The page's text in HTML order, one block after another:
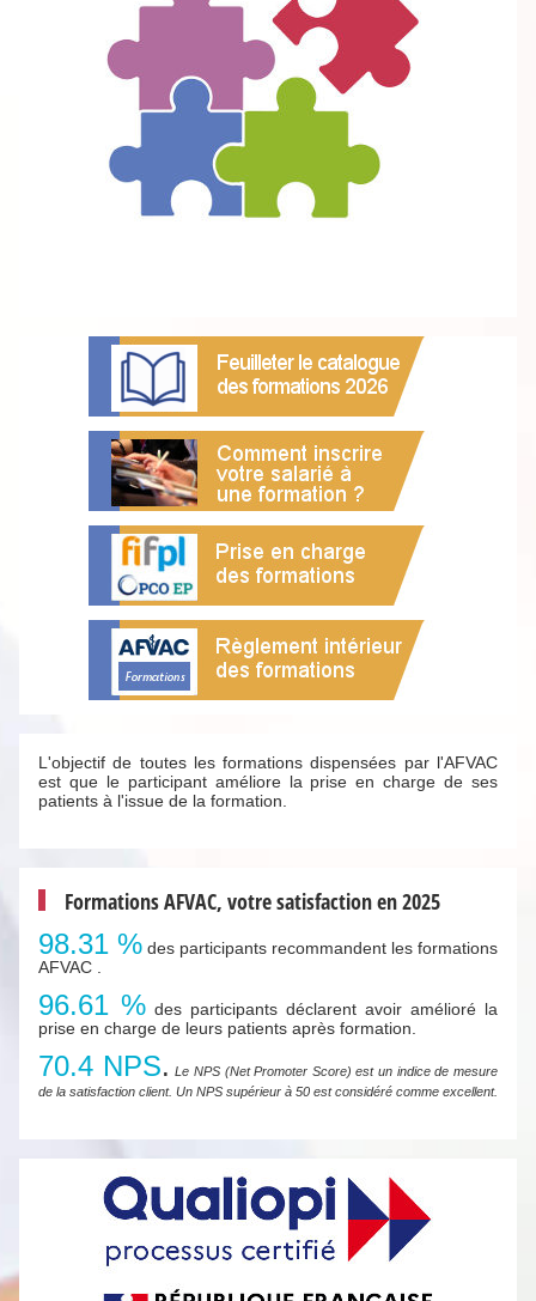
L'objectif de toutes les formations dispensées par l'AFVAC
est que le participant améliore la prise en charge de ses
patients à l'issue de la formation.
Formations AFVAC, votre satisfaction en 2025
98.31 % des participants recommandent les formations
AFVAC .
96.61 % des participants déclarent avoir amélioré la
prise en charge de leurs patients après formation.
70.4 NPS. Le NPS (Net Promoter Score) est un indice de mesure
de la satisfaction client. Un NPS supérieur à 50 est considéré comme excellent.